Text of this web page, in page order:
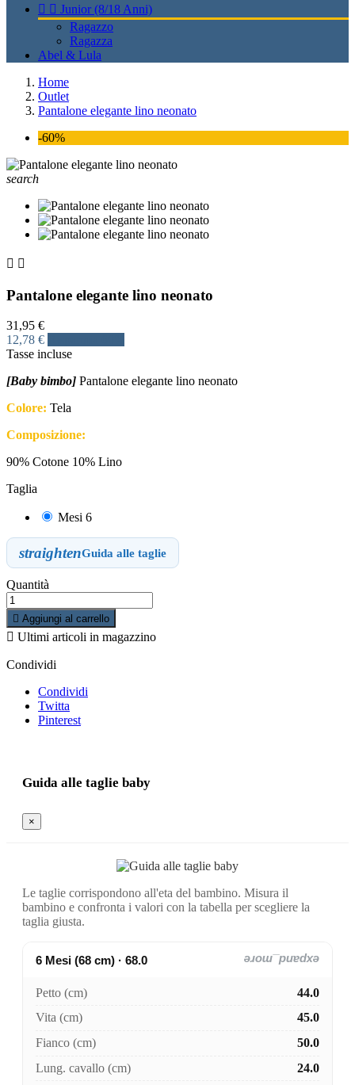
  Junior (8/18 Anni)
Ragazzo
Ragazza
Abel & Lula
Home
Outlet
Pantalone elegante lino neonato
-60%
search
 
Pantalone elegante lino neonato
31,95 €
12,78 €
Tasse incluse
[Baby bimbo] Pantalone elegante lino neonato
Colore: Tela
Composizione:
90% Cotone 10% Lino
Taglia
Mesi 6
straightenGuida alle taglie
Quantità
 Aggiungi al carrello
 Ultimi articoli in magazzino
Condividi
Condividi
Twitta
Pinterest
Guida alle taglie baby
×
Le taglie corrispondono all'eta del bambino. Misura il
bambino e confronta i valori con la tabella per scegliere la
taglia giusta.
6 Mesi (68 cm) · 68.0 expand_more
Petto (cm)
44.0
Vita (cm)
45.0
Fianco (cm)
50.0
Lung. cavallo (cm)
24.0